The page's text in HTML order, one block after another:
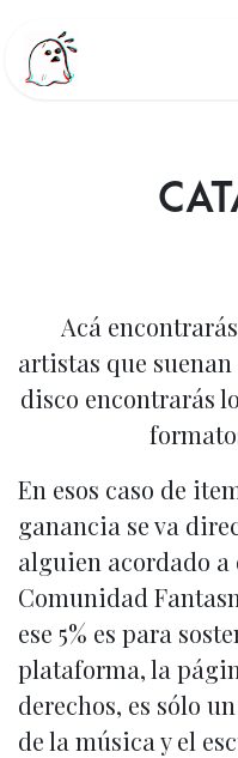
Acá
artistas que
disco encontrarás
En esos caso de
ganancia se va
alguien acordado a
Comunidad
ese 5% es para
plataforma, la
derechos, es sólo
de la música y el